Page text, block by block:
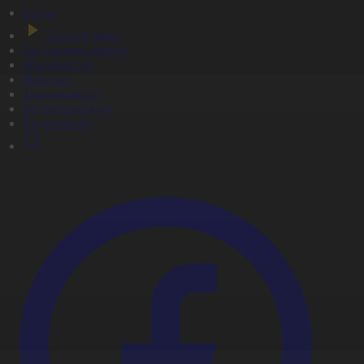
Басты
Тікелей эфир
Бағдарлама кестесі
Жаңалықтар
Жобалар
Телехикаялар
Мультсериалдар
Видеоархив